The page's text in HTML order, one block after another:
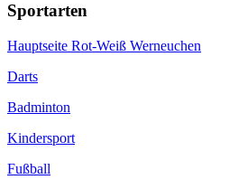
Sportarten
Hauptseite Rot-Weiß Werneuchen
Darts
Badminton
Kindersport
Fußball